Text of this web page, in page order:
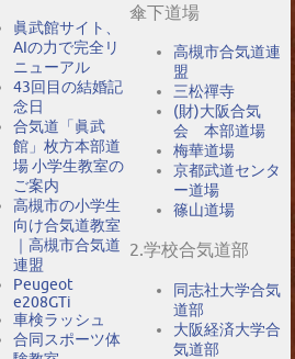
眞武館サイト、
AIの力で完全リ
ニューアル
43回目の結婚記
念日
合気道「眞武
館」枚方本部道
場 小学生教室の
ご案内
高槻市の小学生
向け合気道教室
｜高槻市合気道
連盟
Peugeot
e208GTi
車検ラッシュ
合同スポーツ体
傘下道場
高槻市合気道連
盟
三松禪寺
(財)大阪合気
会 本部道場
梅華道場
京都武道センタ
ー道場
篠山道場
2.学校合気道部
同志社大学合気
道部
大阪経済大学合
気道部